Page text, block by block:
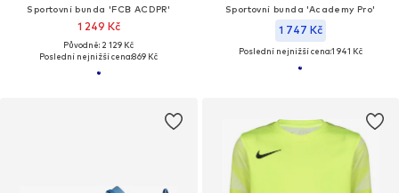
Sportovní bunda 'FCB ACDPR'
1 249 Kč
Původně: 2 129 Kč
Poslední nejnižší cena:869 Kč
Sportovní bunda 'Academy Pro'
1 747 Kč
Poslední nejnižší cena:1 941 Kč